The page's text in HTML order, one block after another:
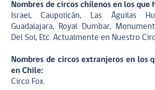
Nombres de circos chilenos en los que
Israel, Caupolicán, Las Águilas
Guadalajara, Royal Dumbar,
Del Sol, Etc. Actualmente en Nuestro
Nombres de circos extranjeros en los
en Chile:
Circo Fox.